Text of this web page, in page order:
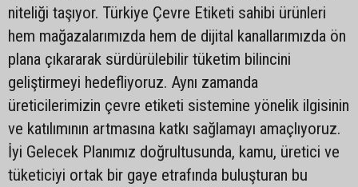
niteliği taşıyor. Türkiye Çevre Etiketi sahibi ürünleri
hem mağazalarımızda hem de dijital kanallarımızda ön
plana çıkararak sürdürülebilir tüketim bilincini
geliştirmeyi hedefliyoruz. Aynı zamanda
üreticilerimizin çevre etiketi sistemine yönelik ilgisinin
ve katılımının artmasına katkı sağlamayı amaçlıyoruz.
İyi Gelecek Planımız doğrultusunda, kamu, üretici ve
tüketiciyi ortak bir gaye etrafında buluşturan bu